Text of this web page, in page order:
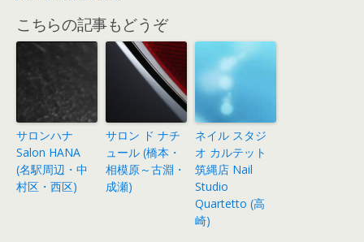
こちらの記事もどうぞ
サロンハナ
Salon HANA
(名駅周辺・中
村区・西区)
サロン ド ナチ
ュール (橋本・
相模原～古淵・
成瀬)
ネイル スタジ
オ カルテット
筑縄店 Nail
Studio
Quartetto (高
崎)